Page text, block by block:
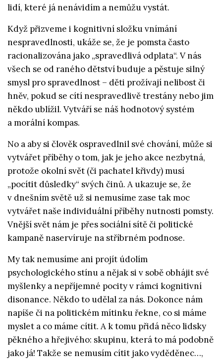
lidí, které já nenávidím a nemůžu vystát.
Když přizveme i kognitivní složku vnímání
nespravedlnosti, ukáže se, že je pomsta často
racionalizována jako „spravedlivá odplata“. V nás
všech se od raného dětství buduje a pěstuje silný
smysl pro spravedlnost – děti prožívají nelibost či
hněv, pokud se cítí nespravedlivě trestány nebo jim
někdo ublížil. Vytváří se náš hodnotový systém
a morální kompas.
No a aby si člověk ospravedlnil své chování, může si
vytvářet příběhy o tom, jak je jeho akce nezbytná,
protože okolní svět (či pachatel křivdy) musí
„pocítit důsledky“ svých činů. A ukazuje se, že
v dnešním světě už si nemusíme zase tak moc
vytvářet naše individuální příběhy nutnosti pomsty.
Vnější svět nám je přes sociální sítě či politické
kampaně naservíruje na stříbrném podnose.
My tak nemusíme ani projít údolím
psychologického stínu a nějak si v sobě obhájit své
myšlenky a nepříjemné pocity v rámci kognitivní
disonance. Někdo to udělal za nás. Dokonce nám
napíše či na politickém mítinku řekne, co si máme
myslet a co máme cítit. A k tomu přidá něco lidsky
pěkného a hřejivého: skupinu, která to má podobně
jako já! Takže se nemusím cítit jako vyděděnec…,